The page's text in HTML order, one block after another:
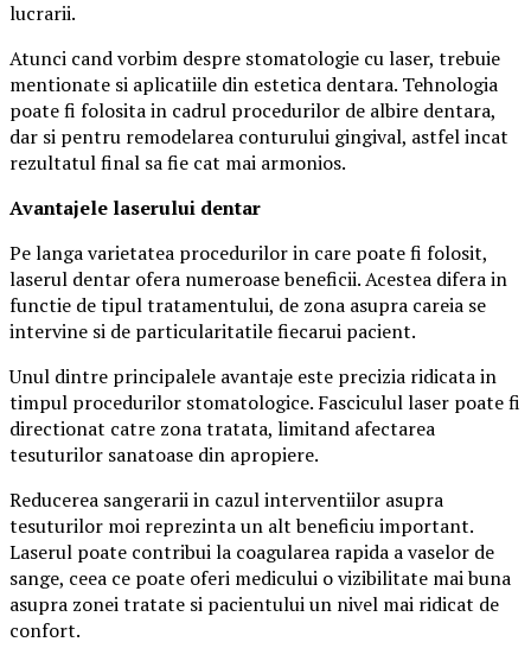
lucrarii.
Atunci cand vorbim despre stomatologie cu laser, trebuie
mentionate si aplicatiile din estetica dentara. Tehnologia
poate fi folosita in cadrul procedurilor de albire dentara,
dar si pentru remodelarea conturului gingival, astfel incat
rezultatul final sa fie cat mai armonios.
Avantajele laserului dentar
Pe langa varietatea procedurilor in care poate fi folosit,
laserul dentar ofera numeroase beneficii. Acestea difera in
functie de tipul tratamentului, de zona asupra careia se
intervine si de particularitatile fiecarui pacient.
Unul dintre principalele avantaje este precizia ridicata in
timpul procedurilor stomatologice. Fasciculul laser poate fi
directionat catre zona tratata, limitand afectarea
tesuturilor sanatoase din apropiere.
Reducerea sangerarii in cazul interventiilor asupra
tesuturilor moi reprezinta un alt beneficiu important.
Laserul poate contribui la coagularea rapida a vaselor de
sange, ceea ce poate oferi medicului o vizibilitate mai buna
asupra zonei tratate si pacientului un nivel mai ridicat de
confort.